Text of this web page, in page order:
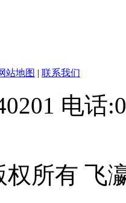
站地图 | 联系我们
电话
权所有 飞